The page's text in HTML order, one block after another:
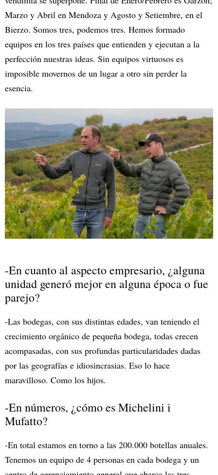
Marzo y Abril en Mendoza y Agosto y Setiembre, en el
Bierzo. Somos tres, podemos tres. Hemos formado
equipos en los tres países que entienden y ejecutan a la
perfección nuestras ideas. Sin equipos virtuosos es
imposible movernos de un lugar a otro sin perder la
esencia.
-En cuanto al aspecto empresario, ¿alguna
unidad generó mejor en alguna época o fue
parejo?
-Las bodegas, con sus distintas edades, van teniendo el
crecimiento orgánico de pequeña bodega, todas crecen
acompasadas, con sus profundas particularidades dadas
por las geografías e idiosincrasias. Eso lo hace
maravilloso. Como los hijos.
-En números, ¿cómo es Michelini i
Mufatto?
-En total estamos en torno a las 200.000 botellas anuales.
Tenemos un equipo de 4 personas en cada bodega y un